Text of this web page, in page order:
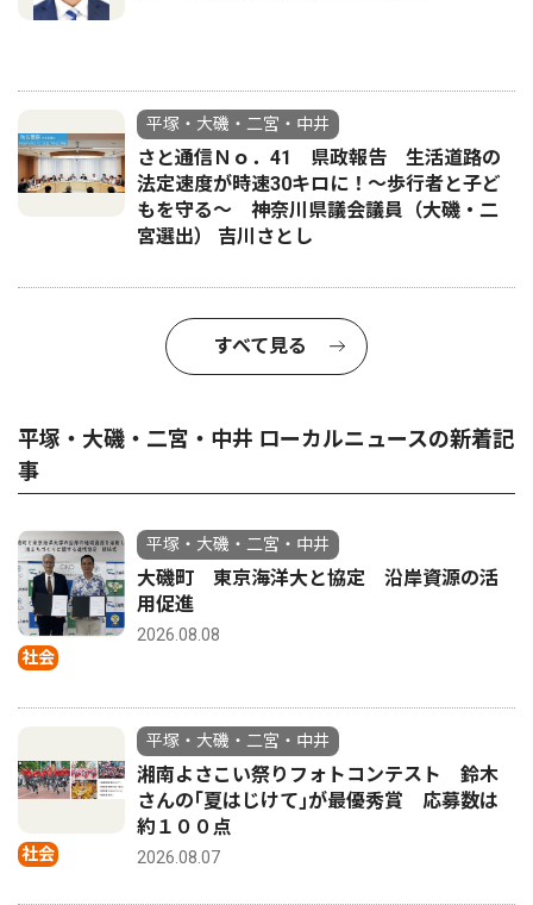
平塚・大磯・二宮・中井
さと通信Ｎｏ．41 県政報告 生活道路の
法定速度が時速30キロに！〜歩行者と子ど
もを守る〜 神奈川県議会議員（大磯・二
宮選出） 吉川さとし
すべて見る
平塚・大磯・二宮・中井 ローカルニュースの新着記
事
社会
平塚・大磯・二宮・中井
大磯町 東京海洋大と協定 沿岸資源の活
用促進
2026.08.08
社会
平塚・大磯・二宮・中井
湘南よさこい祭りフォトコンテスト 鈴木
さんの｢夏はじけて｣が最優秀賞 応募数は
約１００点
2026.08.07